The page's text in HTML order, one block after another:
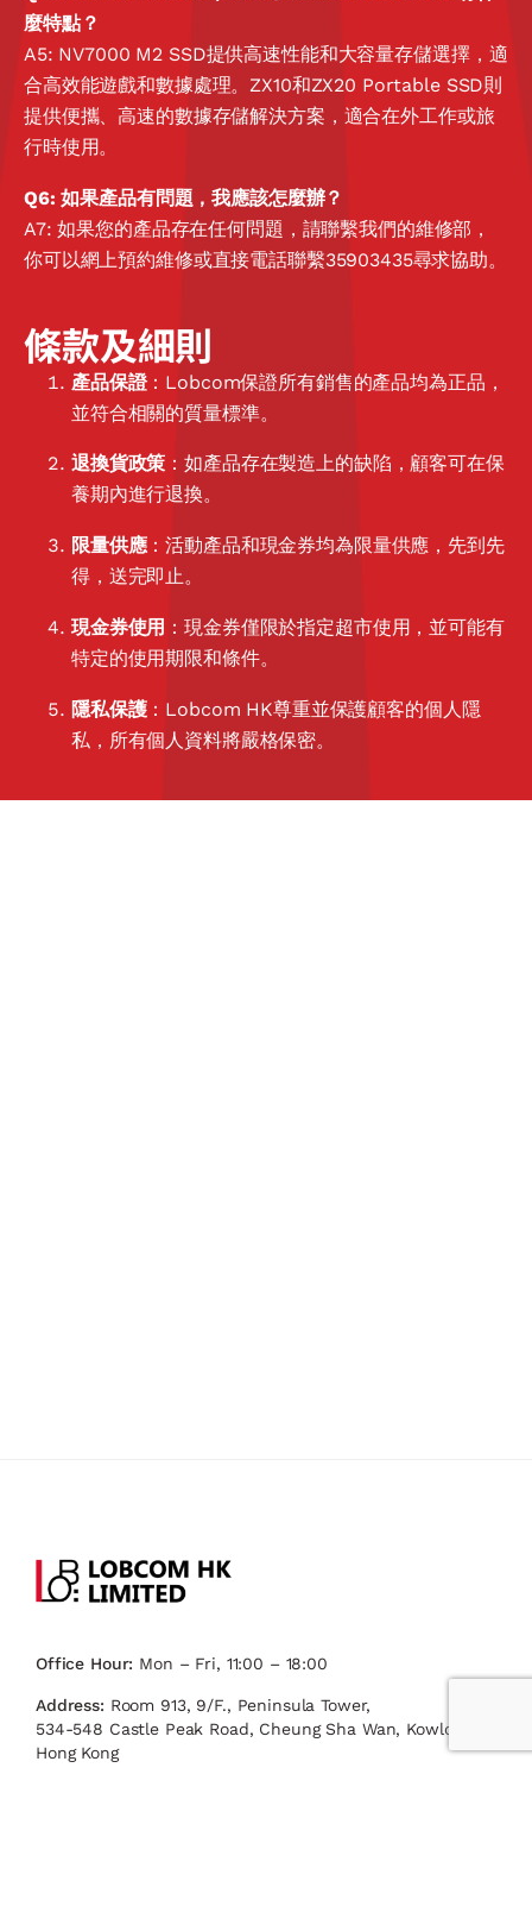
麼特點？
A5: NV7000 M2 SSD提供高速性能和大容量存儲選擇，適
合高效能遊戲和數據處理。ZX10和ZX20 Portable SSD則
提供便攜、高速的數據存儲解決方案，適合在外工作或旅
行時使用。
Q6:如果產品有問題，我應該怎麼辦？
A7: 如果您的產品存在任何問題，請聯繫我們的維修部，
你可以網上預約維修或直接電話聯繫35903435尋求協助。
條款及細則
產品保證：Lobcom保證所有銷售的產品均為正品，
並符合相關的質量標準。
退換貨政策 ：如產品存在製造上的缺陷，顧客可在保
養期內進行退換。
限量供應：活動產品和現金券均為限量供應，先到先
得，送完即止。
現金券使用 ：現金券僅限於指定超市使用，並可能有
特定的使用期限和條件。
隱私保護：Lobcom HK尊重並保護顧客的個人隱
私，所有個人資料將嚴格保密。
Office Hour: Mon – Fri, 11:00 – 18:00
Address: Room 913, 9/F., Peninsula Tower,
534-548 Castle Peak Road, Cheung Sha Wan, Kowloon,
Hong Kong